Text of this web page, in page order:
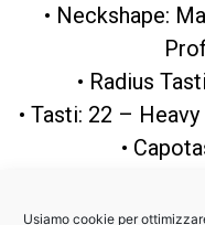
Usiamo cookie per
• Neckshape:
• Radius
• Tasti: 22 –
•
• Meccaniche: